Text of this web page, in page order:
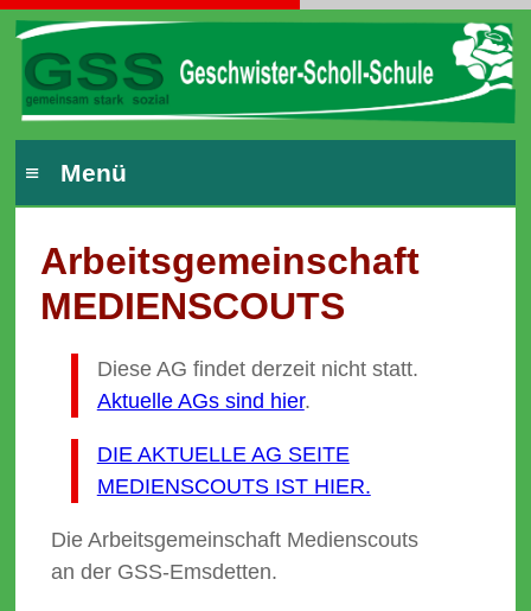
≡ Menü
Arbeits­gemeinschaft
MEDIENSCOUTS
Diese AG findet derzeit nicht statt.
Aktuelle AGs sind hier.
DIE AKTUELLE AG SEITE
MEDIENSCOUTS IST HIER.
Die Arbeitsgemeinschaft Medienscouts
an der GSS-Emsdetten.